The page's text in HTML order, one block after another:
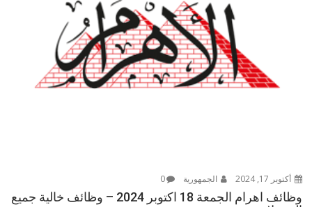
أكتوبر 17, 2024 الجمهورية 0
وظائف اهرام الجمعة 18 اكتوبر 2024 – وظائف خالية جميع